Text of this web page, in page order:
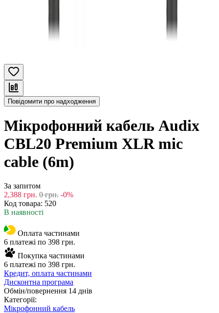
Повідомити про надходження
Мікрофонний кабель Audix
CBL20 Premium XLR mic
cable (6m)
За запитом
2,388 грн. 0 грн. -0%
Код товара: 520
В наявності
Оплата частинами
6 платежі по 398 грн.
Покупка частинами
6 платежі по 398 грн.
Кредит, оплата частинами
Дисконтна програма
Обмін/повернення 14 днів
Категорії:
Мікрофонний кабель